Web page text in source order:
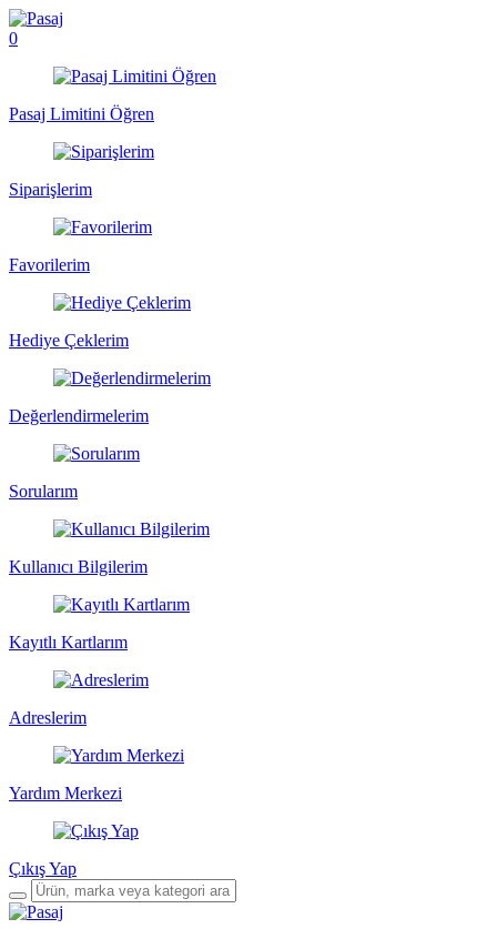
0
Pasaj Limitini Öğren
Siparişlerim
Favorilerim
Hediye Çeklerim
Değerlendirmelerim
Sorularım
Kullanıcı Bilgilerim
Kayıtlı Kartlarım
Adreslerim
Yardım Merkezi
Çıkış Yap